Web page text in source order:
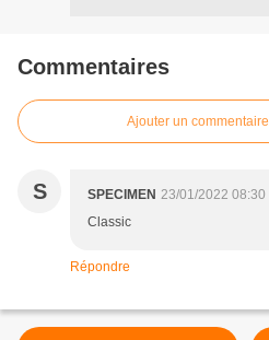
Commentaires
Ajouter un commentaire
S SPECIMEN 23/01/2022 08:30
Classic
Répondre